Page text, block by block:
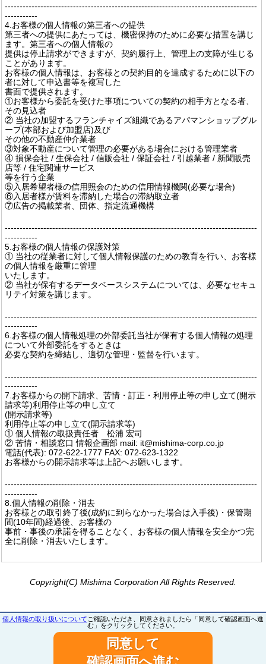
-------------------------------------------------------------------------------------
-----------
4.お客様の個人情報の第三者への提供
第三者への提供にあたっては、機密保持のために必要な措置を講じ
ます。第三者への個人情報の
提供は停止請求ができますが、契約履行上、管理上の支障が生じる
ことがあります。
お客様の個人情報は、お客様との契約目的を達成するために以下の
者に対して申込書等を複写した
書面で提供されます。
①お客様から委託を受けた事項についての契約の相手方となる者、
その見込者
② 当社の加盟するフランチャイズ組織であるアパマンショップグル
ープ(本部および加盟店)及び
その他の不動産仲介業者
③対象不動産について管理の必要がある場合における管理業者
④ 損保会社 / 生保会社 / 信販会社 / 保証会社 / 引越業者 / 新聞販売
店等 / 住宅関連サービス
等を行う企業
⑤入居希望者様の信用照会のための信用情報機関(必要な場合)
⑥入居者様が賃料を滞納した場合の滞納取立者
⑦広告の掲載業者、団体、指定流通機構
-------------------------------------------------------------------------------------
-----------
5.お客様の個人情報の保護対策
① 当社の従業者に対して個人情報保護のための教育を行い、お客様
の個人情報を厳重に管理
いたします。
② 当社が保有するデータベースシステムについては、必要なセキュ
リテイ対策を講じます。
-------------------------------------------------------------------------------------
-----------
6.お客様の個人情報処理の外部委託当社が保有する個人情報の処理
について外部委託をするときは
必要な契約を締結し、適切な管理・監督を行います。
-------------------------------------------------------------------------------------
-----------
7.お客様からの開下請求、苦情・訂正・利用停止等の申し立て(開示
請求等)利用停止等の申し立て
(開示請求等)
利用停止等の申し立て(開示請求等)
① 個人情報の取扱責任者 松浦 宏司
② 苦情・相談窓口 情報企画部 mail: it@mishima-corp.co.jp
電話(代表): 072-622-1777 FAX: 072-623-1322
お客様からの開示請求等は上記へお願いします。
-------------------------------------------------------------------------------------
-----------
8.個人情報の削除・消去
お客様との取引終了後(成約に到らなかった場合は入手後)・保管期
間(10年間)経過後、お客様の
事前・事後の承諾を得ることなく、お客様の個人情報を安全かつ完
全に削除・消去いたします。
Copyright(C) Mishima Corporation All Rights Reserved.
個人情報の取り扱いについて ご確認いただき、同意されましたら「同意して確認画面へ進
む」をクリックしてください。
同意して
確認画面へ進む